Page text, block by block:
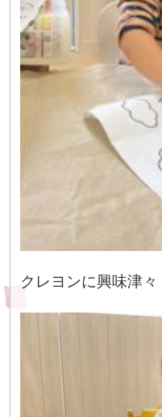
クレヨンに興味津々